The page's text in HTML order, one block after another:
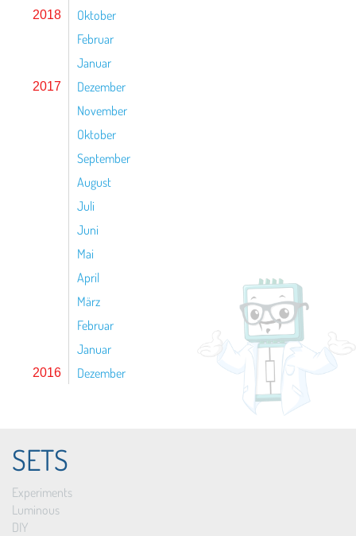
2018
Oktober
Februar
Januar
2017
Dezember
November
Oktober
September
August
Juli
Juni
Mai
April
März
Februar
Januar
2016 Dezember
SETS
Experiments
Luminous
DIY